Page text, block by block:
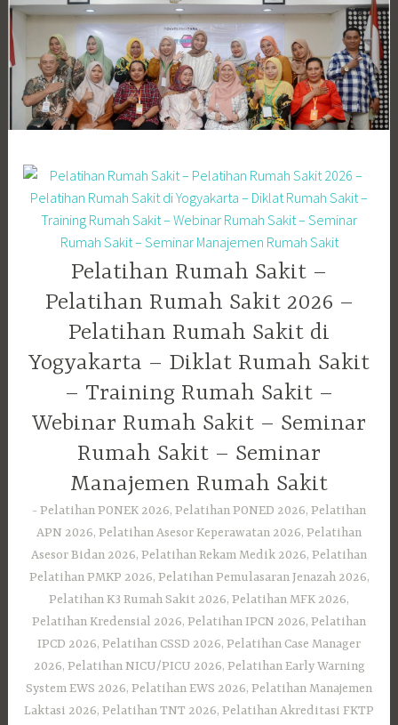
Skip
to
content
Pelatihan Rumah Sakit –
Pelatihan Rumah Sakit 2026 –
Pelatihan Rumah Sakit di
Yogyakarta – Diklat Rumah Sakit
– Training Rumah Sakit –
Webinar Rumah Sakit – Seminar
Rumah Sakit – Seminar
Manajemen Rumah Sakit
Pelatihan PONEK 2026, Pelatihan PONED 2026, Pelatihan
APN 2026, Pelatihan Asesor Keperawatan 2026, Pelatihan
Asesor Bidan 2026, Pelatihan Rekam Medik 2026, Pelatihan
Pelatihan PMKP 2026, Pelatihan Pemulasaran Jenazah 2026,
Pelatihan K3 Rumah Sakit 2026, Pelatihan MFK 2026,
Pelatihan Kredensial 2026, Pelatihan IPCN 2026, Pelatihan
IPCD 2026, Pelatihan CSSD 2026, Pelatihan Case Manager
2026, Pelatihan NICU/PICU 2026, Pelatihan Early Warning
System EWS 2026, Pelatihan EWS 2026, Pelatihan Manajemen
Laktasi 2026, Pelatihan TNT 2026, Pelatihan Akreditasi FKTP